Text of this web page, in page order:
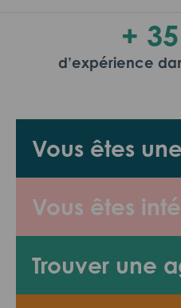
Vous êtes
Vous êtes
Trouver une
+
d’expérience